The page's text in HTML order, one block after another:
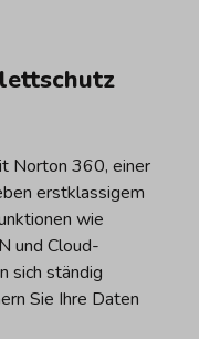
Norton 360, einer
erstklassigem
wie
und Cloud-
sich ständig
Sie Ihre Daten